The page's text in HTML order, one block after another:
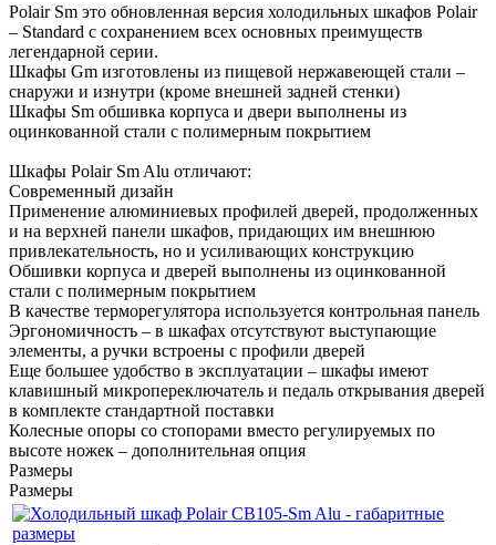
Polair Sm это обновленная версия холодильных шкафов Polair
– Standard с сохранением всех основных преимуществ
легендарной серии.
Шкафы Gm изготовлены из пищевой нержавеющей стали –
снаружи и изнутри (кроме внешней задней стенки)
Шкафы Sm обшивка корпуса и двери выполнены из
оцинкованной стали с полимерным покрытием
Шкафы Polair Sm Alu отличают:
Современный дизайн
Применение алюминиевых профилей дверей, продолженных
и на верхней панели шкафов, придающих им внешнюю
привлекательность, но и усиливающих конструкцию
Обшивки корпуса и дверей выполнены из оцинкованной
стали с полимерным покрытием
В качестве терморегулятора используется контрольная панель
Эргономичность – в шкафах отсутствуют выступающие
элементы, а ручки встроены с профили дверей
Еще большее удобство в эксплуатации – шкафы имеют
клавишный микропереключатель и педаль открывания дверей
в комплекте стандартной поставки
Колесные опоры со стопорами вместо регулируемых по
высоте ножек – дополнительная опция
Размеры
Размеры